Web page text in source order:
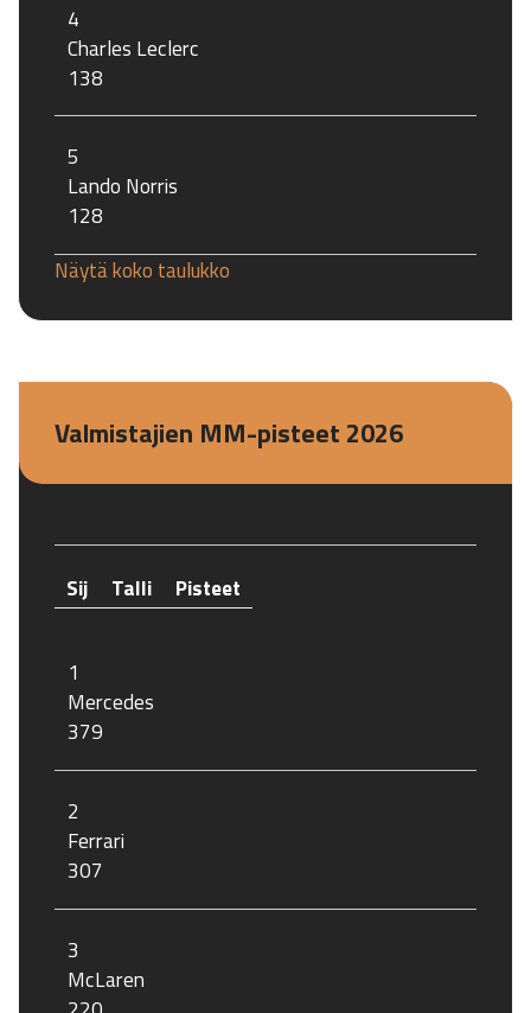
4
Charles Leclerc
138
5
Lando Norris
128
Näytä koko taulukko
Valmistajien MM-pisteet 2026
Sij Talli Pisteet
1
Mercedes
379
2
Ferrari
307
3
McLaren